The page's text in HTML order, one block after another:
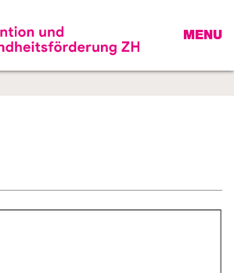
MENU